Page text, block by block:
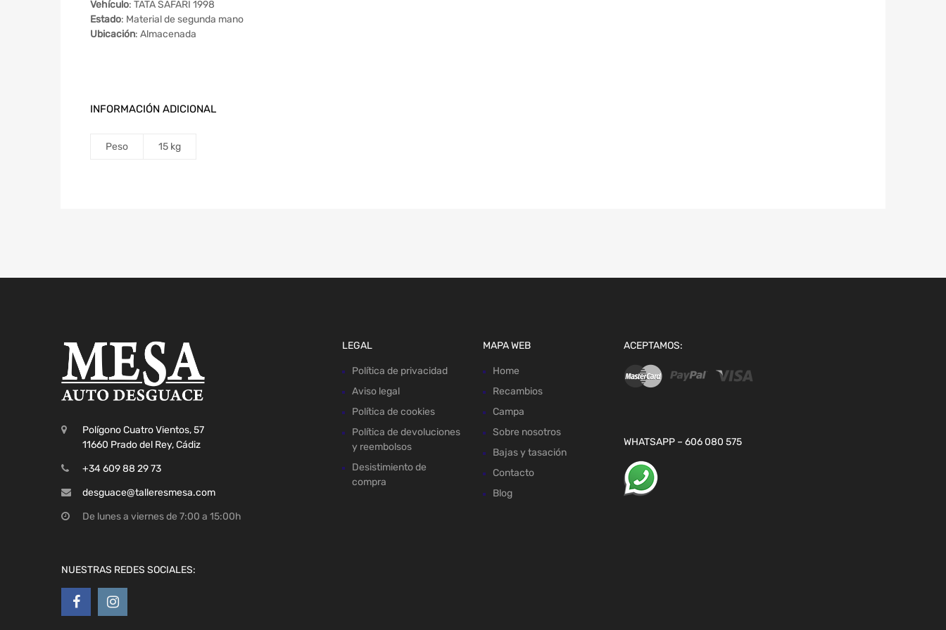
Vehículo: TATA SAFARI 1998
Estado: Material de segunda mano
Ubicación: Almacenada
INFORMACIÓN ADICIONAL
Peso 15 kg
Polígono Cuatro Vientos, 57
11660 Prado del Rey, Cádiz
+34 609 88 29 73
desguace@talleresmesa.com
De lunes a viernes de 7:00 a 15:00h
NUESTRAS REDES SOCIALES:
LEGAL
Política de privacidad
Aviso legal
Política de cookies
Política de devoluciones
y reembolsos
Desistimiento de
compra
MAPA WEB
Home
Recambios
Campa
Sobre nosotros
Bajas y tasación
Contacto
Blog
ACEPTAMOS:
WHATSAPP – 606 080 575